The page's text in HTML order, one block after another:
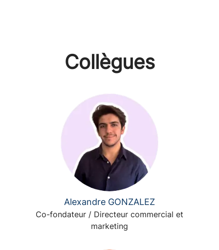
Collègues
Alexandre GONZALEZ
Co-fondateur / Directeur commercial et
marketing